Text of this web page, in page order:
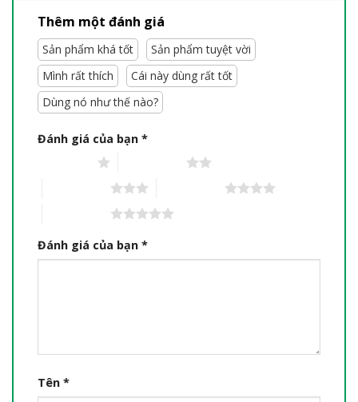
Thêm một đánh giá
Sản phẩm khá tốt
Sản phẩm tuyệt vời
Mình rất thích
Cái này dùng rất tốt
Dùng nó như thế nào?
Đánh giá của bạn *
Đánh giá của bạn *
Tên *